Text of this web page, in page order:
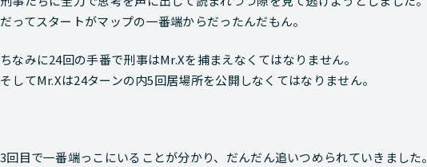
だってスタートがマップの一番端からだったんだもん。
ちなみに24回の手番で刑事はMr.Xを捕まえなくてはなりません。
そしてMr.Xは24ターンの内5回居場所を公開しなくてはなりません。
3回目で一番端っこにいることが分かり、だんだん追いつめられていきました。